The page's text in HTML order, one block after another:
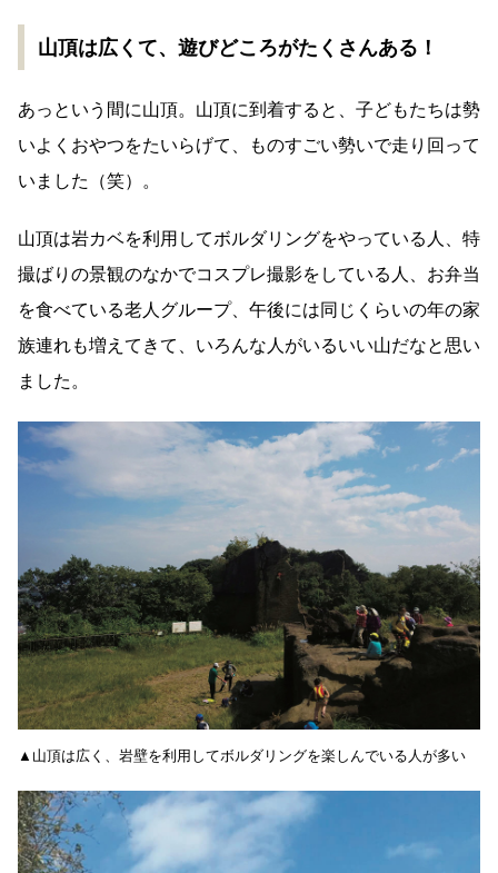
山頂は広くて、遊びどころがたくさんある！
あっという間に山頂。山頂に到着すると、子どもたちは勢
いよくおやつをたいらげて、ものすごい勢いで走り回って
いました（笑）。
山頂は岩カベを利用してボルダリングをやっている人、特
撮ばりの景観のなかでコスプレ撮影をしている人、お弁当
を食べている老人グループ、午後には同じくらいの年の家
族連れも増えてきて、いろんな人がいるいい山だなと思い
ました。
▲山頂は広く、岩壁を利用してボルダリングを楽しんでいる人が多い